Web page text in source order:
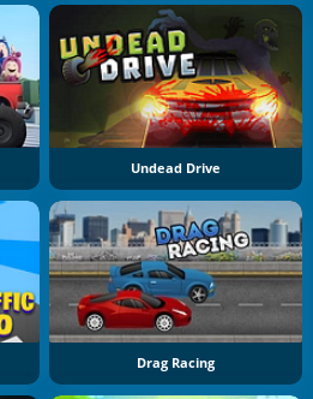
Undead Drive
Drag Racing